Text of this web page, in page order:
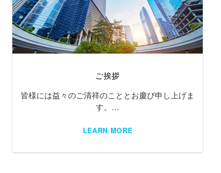
ご挨拶
皆様には益々のご清祥のこととお慶び申し上げま
す。…
LEARN MORE